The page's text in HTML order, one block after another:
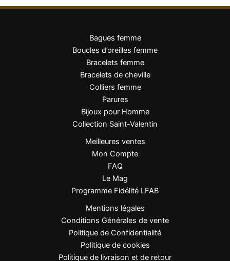
Hypoallergénique et
résistante à la ternissure
Pourquoi vous allez l’adorer
Design floral raffiné: une fleur éclatante
Pierres CZ lumineuses
: brillance
comparable à celle du diamant.
Plaquage or 1 micron
finition haut de gamme.
Bague réglable
: s’adapte parfaitement à
tous les doigts.
Fabrication soignée: chaque détail est
pensé pour sublimer la lumière.
Idée cadeau parfaite: élégante, colorée et
intemporelle.
Bagues femme
Boucles d’oreilles femme
Bracelets femme
Bracelets de cheville
Colliers femme
Parures
Bijoux pour Homme
Collection Saint-Valentin
Meilleures ventes
Mon Compte
FAQ
Le Mag
Programme Fidélité LFAB
Mentions légales
Conditions Générales de vente
Politique de Confidentialité
Politique de cookies
Politique de livraison et de retour